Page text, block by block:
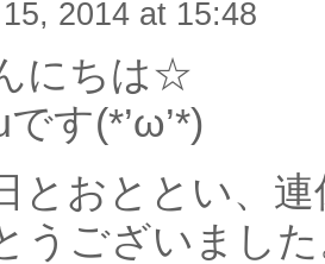
2014 at 15:48
にちは☆
す(*’ω’*)
とおととい、
うございまし